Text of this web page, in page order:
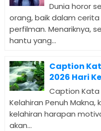
Dunia horor
orang, baik dalam
perfilman. Menariknya,
hantu yang...
Caption
2026 Hari
Caption Kata
Kelahiran Penuh
kelahiran harapan
akan...